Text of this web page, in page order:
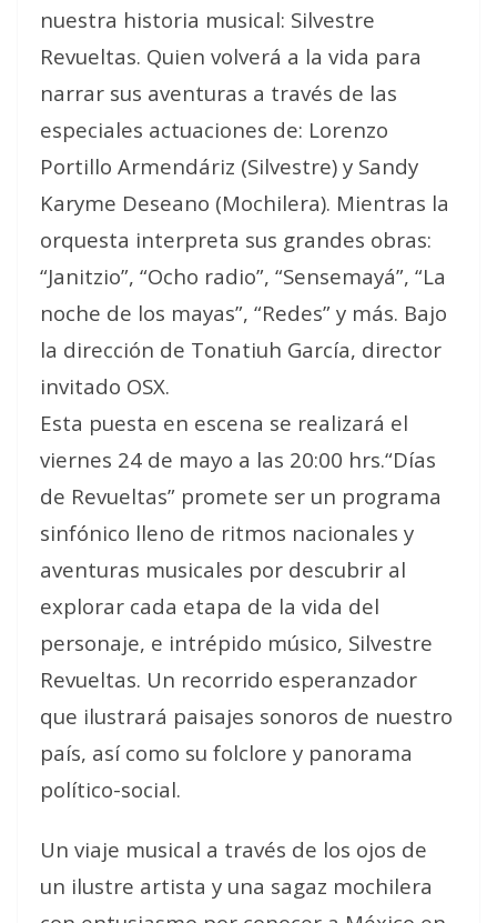
nuestra historia musical: Silvestre
Revueltas. Quien volverá a la vida para
narrar sus aventuras a través de las
especiales actuaciones de: Lorenzo
Portillo Armendáriz (Silvestre) y Sandy
Karyme Deseano (Mochilera). Mientras la
orquesta interpreta sus grandes obras:
“Janitzio”, “Ocho radio”, “Sensemayá”, “La
noche de los mayas”, “Redes” y más. Bajo
la dirección de Tonatiuh García, director
invitado OSX.
Esta puesta en escena se realizará el
viernes 24 de mayo a las 20:00 hrs.“Días
de Revueltas” promete ser un programa
sinfónico lleno de ritmos nacionales y
aventuras musicales por descubrir al
explorar cada etapa de la vida del
personaje, e intrépido músico, Silvestre
Revueltas. Un recorrido esperanzador
que ilustrará paisajes sonoros de nuestro
país, así como su folclore y panorama
político-social.
Un viaje musical a través de los ojos de
un ilustre artista y una sagaz mochilera